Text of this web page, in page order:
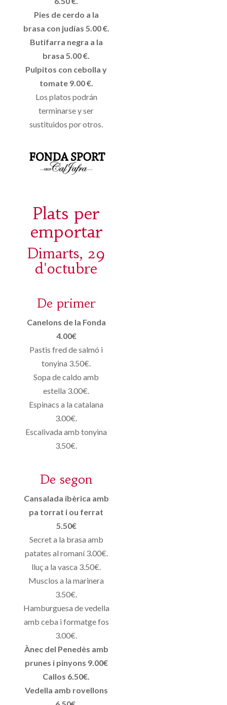
Pies de cerdo a la
brasa con judías 5.00 €.
Butifarra negra a la
brasa 5.00 €.
Pulpitos con cebolla y
tomate 9.00 €.
Los platos podrán
terminarse y ser
sustituidos por otros.
Plats per
emportar
Dimarts, 29
d'octubre
De primer
Canelons de la Fonda
4.00€
Pastis fred de salmó i
tonyina 3.50€.
Sopa de caldo amb
estella 3.00€.
Espinacs a la catalana
3.00€.
Escalivada amb tonyina
3.50€.
De segon
Cansalada ibèrica amb
pa torrat i ou ferrat
5.50€
Secret a la brasa amb
patates al romaní 3.00€.
lluç a la vasca 3.50€.
Musclos a la marinera
3.50€.
Hamburguesa de vedella
amb ceba i formatge fos
3.00€.
Ànec del Penedès amb
prunes i pinyons 9.00€
Callos 6.50€.
Vedella amb rovellons